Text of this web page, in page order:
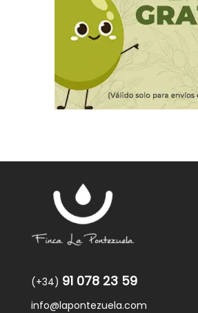
(+34) 91 078 23 59
info@lapontezuela.com